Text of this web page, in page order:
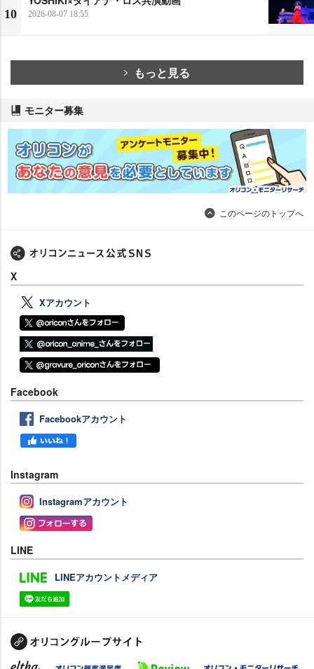
10 2026-08-07 18:55
もっと見る
モニター募集
このページのトップへ
X
Xアカウント
Facebook
Facebookアカウント
Instagram
Instagramアカウント
LINE
LINEアカウントメディア